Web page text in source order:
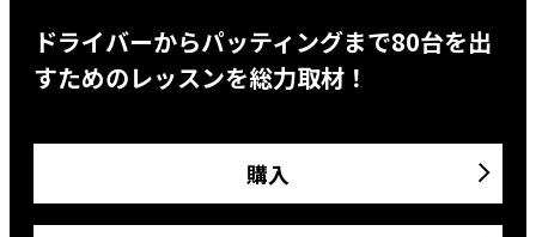
ドライバーからパッティングまで80台を出
すためのレッスンを総力取材！
購入